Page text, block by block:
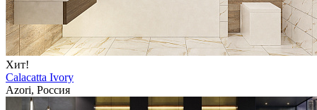
Хит!
Calacatta Ivory
Azori, Россия